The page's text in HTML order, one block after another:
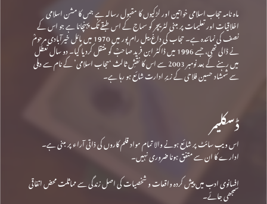
ماہ نامہ حجاب اسلامی خواتین اور لڑکیوں کا مقبول رسالہ ہے جس کا مشن اسلامی
اخلاقیات اور تعلیمات پر مبنی لٹریچر کو سماج کے اس طبقے تک پہنچانا ہے جو اس کے
نصف کی نمائندہ ہے۔ حجاب کی داغ بیل رام پور میں 1970 میں مائل خیرآبادی مرحومؒ
نے ڈالی تھی، جسے 1996 میں ڈاکٹر ابن فرید صاحبؒ کو منتقل کردیا گیا۔ دو سال تعطل
میں رہنے کے بعد نومبر 2003 سے اس کا نقشِ ثالث ‘حجاب اسلامی’ کے نام سے دہلی
سے شمشاد حسین فلاحی کے زیرِ ادارت شائع ہو رہا ہے۔
ڈسکلیمر
اس ویب سائٹ پر شائع ہونے والا تمام مواد قلم کاروں کی ذاتی آراء پر مبنی ہے۔
ادارے کا ان سے متفق ہونا ضروری نہیں۔
افسانوی ادب میں پیش کردہ واقعات و شخصیات کی اصل زندگی سے مماثلت محض اتفاقی
سمجھی جائے۔